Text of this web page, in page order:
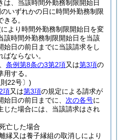
は、当該時間外勤務制限開始日
いずれかの日に時間外勤務制限
る。
より時間外勤務制限開始日を変
該時間外勤務制限開始日を当該
始日の前日までに当該請求をし
ならない。
条例第8条の3第2項又は第3項の
する。
22号〕)
項又は第3項の規定による請求が
日の前日までに、 次の各号に
じた場合には、当該請求はされ
亡した場合
縁又は養子縁組の取消しにより